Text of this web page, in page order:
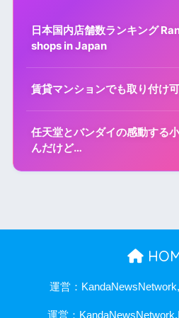
日本国内店舗数ランキング
shops in Japan
賃貸マンションでも取り付け
任天堂とバンダイの感動する
んだけど…
運営：
運営：